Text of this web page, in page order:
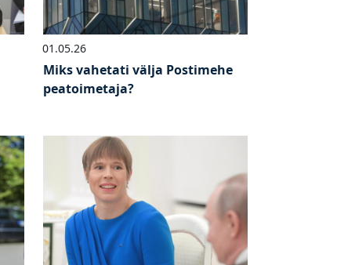
01.05.26
Miks vahetati välja Postimehe
peatoimetaja?